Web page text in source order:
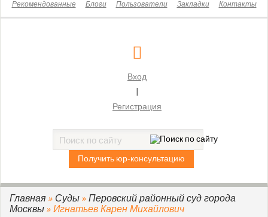
Здоровье
Бабушкинский районный суд г. Москвы
Басманный районный суд г. Москвы
Бутырский районный суд г. Москвы
Гагаринский районный суд г. Москвы
Головинский районный суд г. Москвы
Дорогомиловский районный суд г. Москвы
Зеленоградский районный суд г. Москвы
Зюзинский районный суд города Москвы
Рекомендованные Блоги Пользователи Закладки Контакты
Вход
Регистрация
Получить юр-консультацию
Главная » Суды » Перовский районный суд города
Москвы » Игнатьев Карен Михайлович